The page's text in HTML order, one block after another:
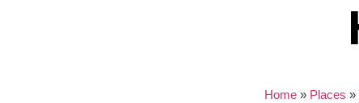
Home » Places »